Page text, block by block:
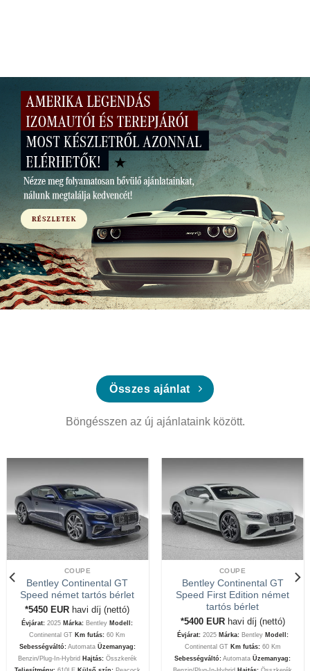
Összes ajánlat
Böngésszen az új ajánlataink között.
COUPE
Bentley Continental GT
Speed német tartós bérlet
*5450 EUR havi díj (nettó)
Évjárat: 2025 Márka: Bentley Modell:
Continental GT Km futás:60 Km
Sebességváltó:Automata Üzemanyag:
Benzin/Plug-In-Hybrid Hajtás:Összkerék
COUPE
Bentley Continental GT
Speed First Edition német
tartós bérlet
*5400 EUR havi díj (nettó)
Évjárat:2025 Márka:Bentley Modell:
Continental GT Km futás: 60 Km
Sebességváltó: AutomataÜzemanyag: